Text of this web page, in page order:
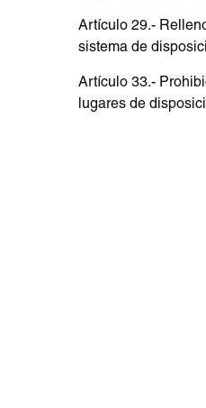
Artículo 29.-
sistema de
Artículo 33.-
lugares de